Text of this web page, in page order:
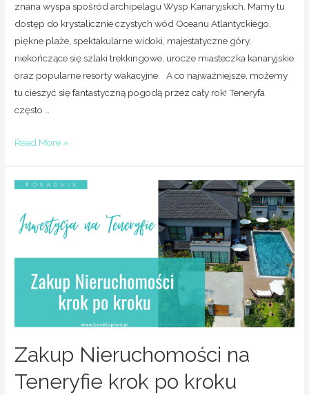
znana wyspa spośród archipelagu Wysp Kanaryjskich. Mamy tu
dostęp do krystalicznie czystych wód Oceanu Atlantyckiego,
piękne plaże, spektakularne widoki, majestatyczne góry,
niekończące się szlaki trekkingowe, urocze miasteczka kanaryjskie
oraz popularne resorty wakacyjne. A co najważniejsze, możemy
tu cieszyć się fantastyczną pogodą przez cały rok! Teneryfa
często …
Read More »
Zakup Nieruchomości na
Teneryfie krok po kroku